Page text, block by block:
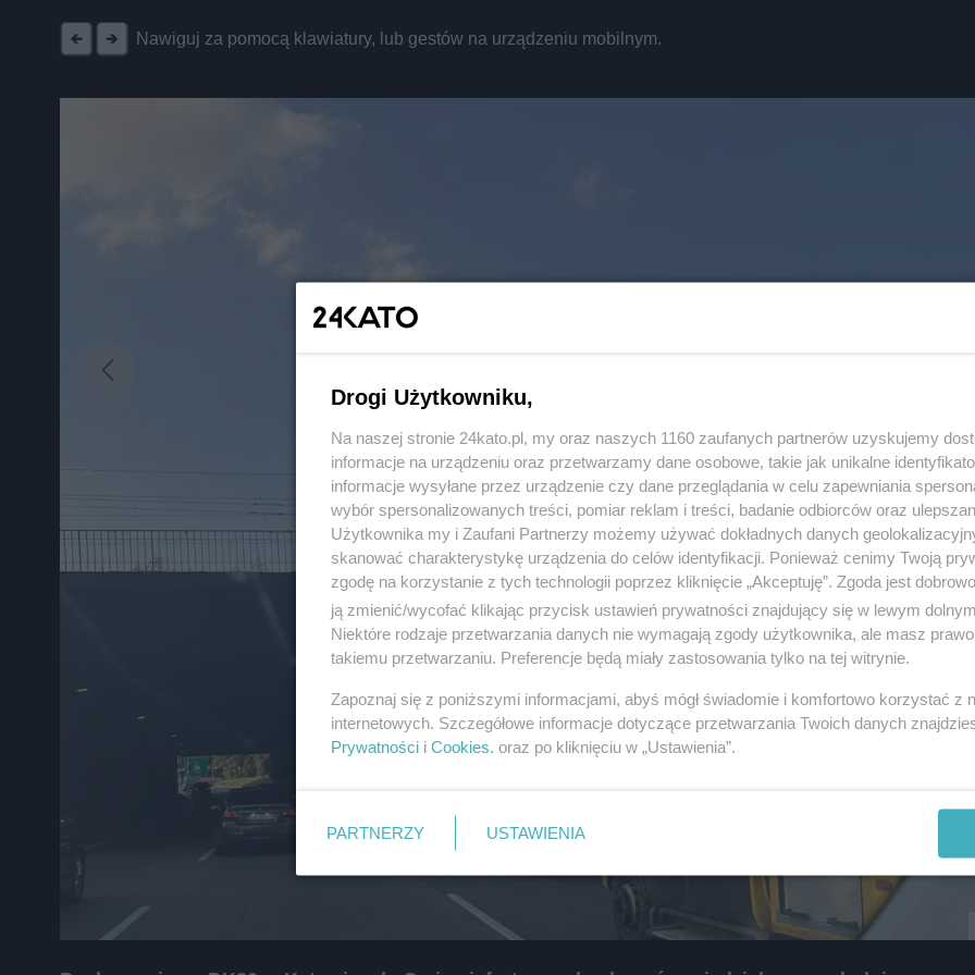
Nawiguj za pomocą klawiatury, lub gestów na urządzeniu mobilnym.
Wydawca mediów
Nie zapomnij
polityką prywatności regulamin korzystania z portali
Twojemiasto
Piekary Śląskie
Chorzów
Tarnowskie Góry
Ruda Śląska
Świętochłowice
Tychy
Bytom
Katowice
Gliwice
Zabrze
Zagłębie
Drogi Użytkowniku,
Na naszej stronie 24kato.pl, my oraz naszych 1160 zaufanych partnerów uzyskujemy
informacje na urządzeniu oraz przetwarzamy dane osobowe, takie jak unikalne
informacje wysyłane przez urządzenie czy dane przeglądania w celu zapewniania
wybór spersonalizowanych treści, pomiar reklam i treści, badanie odbiorców oraz
Użytkownika my i Zaufani Partnerzy możemy używać dokładnych danych
skanować charakterystykę urządzenia do celów identyfikacji. Ponieważ cenimy Twoją
zgodę na korzystanie z tych technologii poprzez kliknięcie „Akceptuję”. Zgoda jest
ją zmienić/wycofać klikając przycisk ustawień prywatności znajdujący się w lewym
Niektóre rodzaje przetwarzania danych nie wymagają zgody użytkownika, ale masz
takiemu przetwarzaniu. Preferencje będą miały zastosowania tylko na tej witrynie.
Zapoznaj się z poniższymi informacjami, abyś mógł świadomie i komfortowo korzystać z
internetowych. Szczegółowe informacje dotyczące przetwarzania Twoich danych
Prywatności i Cookies. oraz po kliknięciu w „Ustawienia”.
PARTNERZY USTAWIENIA